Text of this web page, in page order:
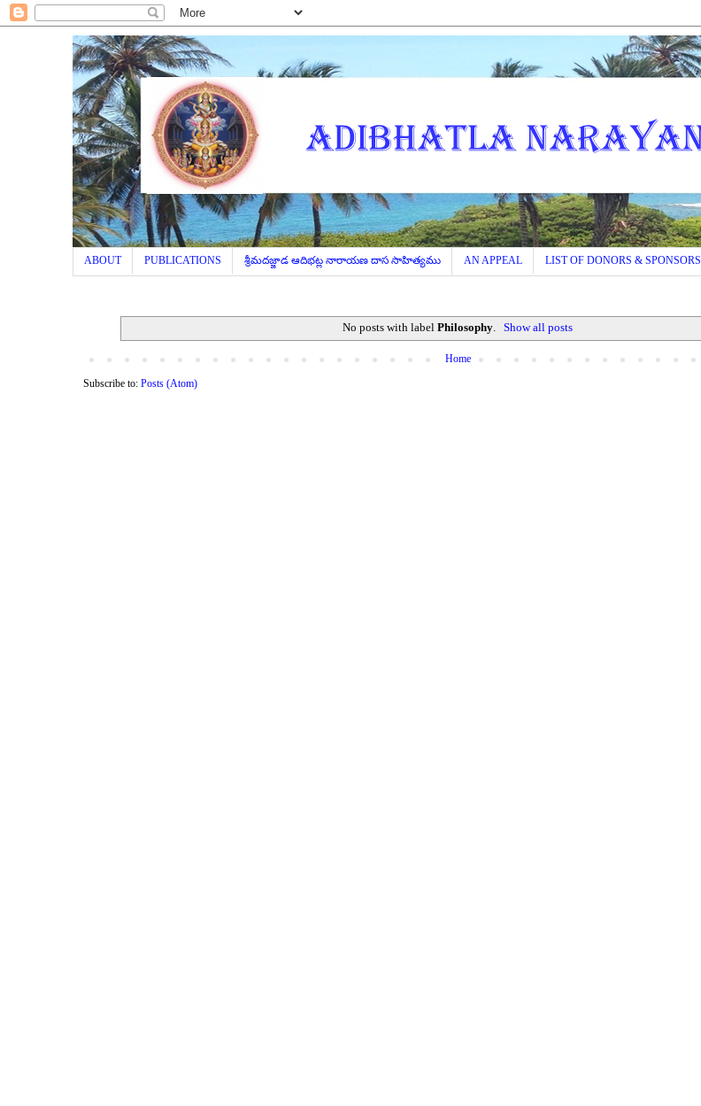
ABOUT PUBLICATIONS శ్రీమదజ్జాడ ఆదిభట్ల నారాయణ దాస సాహిత్యము AN APPEAL LIST OF DONORS & SPONSORS
No posts with labelPhilosophy. Show all posts
Home
Subscribe to: Posts (Atom)